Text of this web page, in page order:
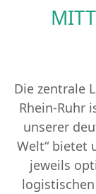
Die zentrale
Rhein-Ruhr
unserer
Welt“ bietet
jeweils